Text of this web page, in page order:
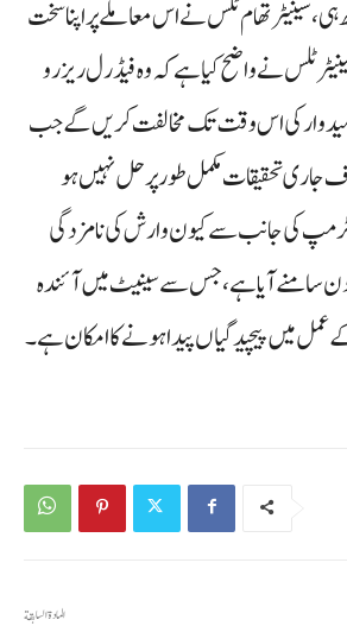
تھام ٹلس نے اس معاملے پر اپنا سخت
ٹلس نے واضح کیا ہے کہ وہ فیڈرل ریزرو
کی اس وقت تک مخالفت کریں گے جب
تحقیقات مکمل طور پر حل نہیں ہو
ٹرمپ کی جانب سے کیون وارش کی نامزدگی
سامنے آیا ہے، جس سے سینیٹ میں آئندہ
عمل میں پیچیدگیاں پیدا ہونے کا امکان ہے۔
المادة السابقة